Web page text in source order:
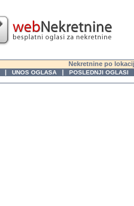
Nekretnine po
| UNOS OGLASA | POSLEDNJI OGLASI